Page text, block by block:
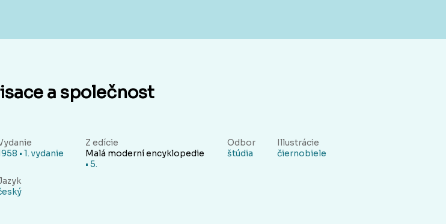
a společnost
• 1. vydanie
Z edície
Malá moderní encyklopedie
• 5.
Odbor
štúdia
Illustrácie
čiernobiele